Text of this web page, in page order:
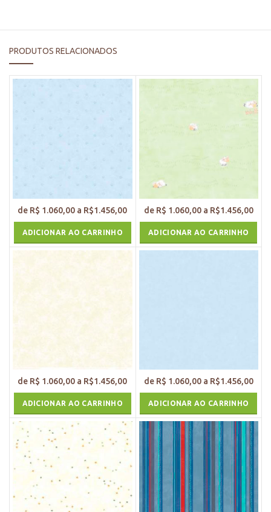
PRODUTOS RELACIONADOS
ADICIONAR AO CARRINHO ADICIONAR AO CARRINHO
ADICIONAR AO CARRINHO ADICIONAR AO CARRINHO